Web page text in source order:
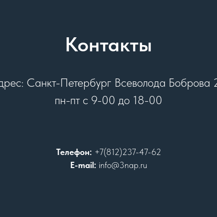
Контакты
Санкт-Петербург Всеволода Боброва
пн-пт с 9-00 до 18-00
Телефон: +7(812)237-47-62
E-mail: info@3nap.ru